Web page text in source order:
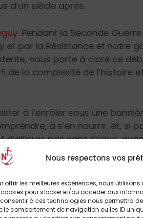
Nous respectons vos
offrir les meilleures expériences, nous
pour stocker et/ou accéder aux
à ces technologies nous permettra
le comportement de navigation ou les ID
d’un siècle après.
. Pendant la Seconde
et par la Résistance et notre
nous porte à clore ce
la complexité de l’histoire
à l’enrôler sous une
à s’en nourrir, et, si
d’ailleurs pas sans risque,
(Artège, 2010), le père
la cohérence de sa pensée,